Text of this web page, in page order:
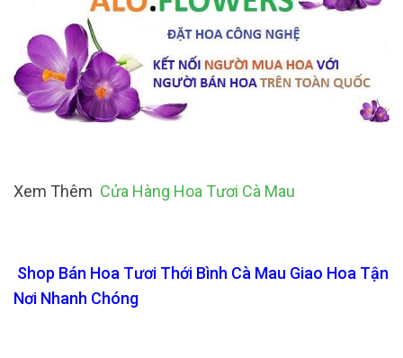
Xem Thêm Cửa Hàng Hoa Tươi Cà Mau
Shop Bán Hoa Tươi Thới Bình Cà Mau Giao Hoa Tận
Nơi Nhanh Chóng